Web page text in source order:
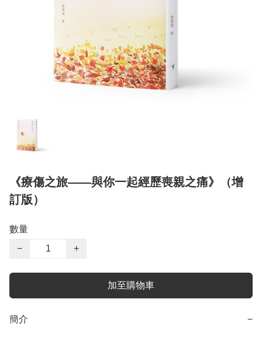
《療傷之旅——與你一起經歷喪親之痛》（增
訂版）
數量
−
+
加至購物車
簡介 −